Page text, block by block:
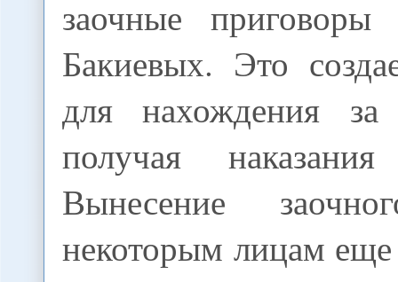
заочные
Бакиевых. Это
для нахождения
получая
Вынесение
некоторым лицам